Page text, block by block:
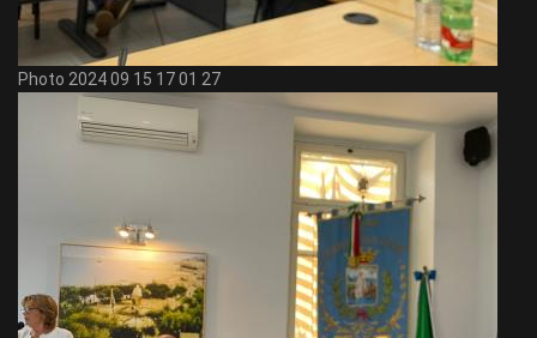
Photo 2024 09 15 17 01 27